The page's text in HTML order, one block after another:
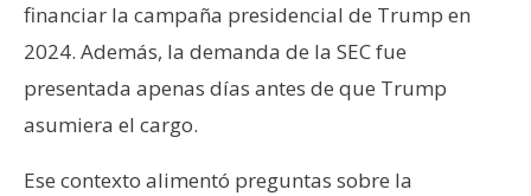
financiar la campaña presidencial de Trump en
2024. Además, la demanda de la SEC fue
presentada apenas días antes de que Trump
asumiera el cargo.
Ese contexto alimentó preguntas sobre la